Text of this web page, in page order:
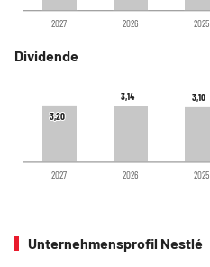
2027 2026 2025
Dividende
3,20
3,20
3,14
3,14 3,10
3,10
2027 2026 2025
Unternehmensprofil Nestlé